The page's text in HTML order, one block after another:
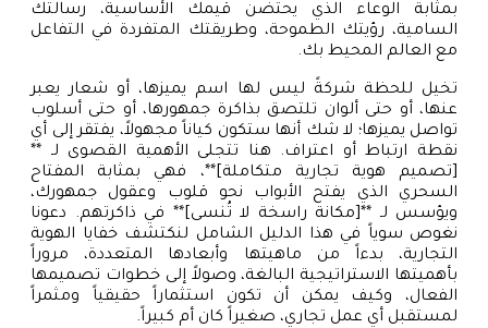
بمثابة الوعاء الذي يحتضن قيمك الأساسية، رسالتك
السامية، رؤيتك الطموحة، وطريقتك المتفردة في التفاعل
مع العالم المحيط بك.
تخيل للحظة شركةً ليس لها اسم يميزها، أو شعار يعبر
عنها، أو حتى ألوان تلتصق بذاكرة جمهورها، أو حتى أسلوب
تواصل يميزها؛ لا شك أنها ستكون كياناً مجهولاً، يفتقر إلى أي
نقطة ارتباط أو اعتراف. هنا تتجلى الأهمية القصوى لـ **
[تصميم هوية تجارية متكاملة]**، فهي بمثابة المفتاح
السحري الذي يفتح الأبواب نحو قلوب وعقول جمهورك،
ويؤسس لـ **[مكانة راسخة لا تُنسى]** في ذاكرتهم. دعونا
نغوص سوياً في هذا الدليل الشامل لنكتشف خفايا الهوية
التجارية، بدءاً من ماهيتها وأبعادها المتعددة، مروراً
بأهميتها الاستراتيجية البالغة، وصولاً إلى خطوات تصميمها
الفعال، وكيف يمكن أن تكون استثماراً حقيقياً ومثمراً
لمستقبل أي عمل تجاري، صغيراً كان أم كبيراً.